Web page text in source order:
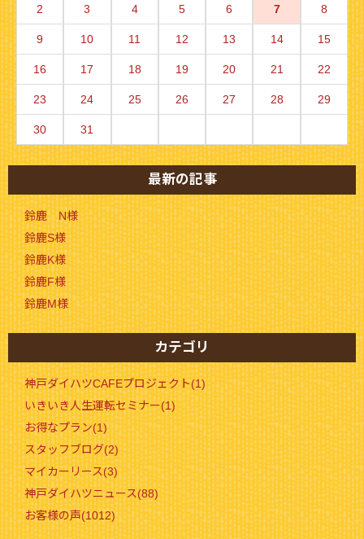
2 3 4 5 6 7 8
9 10 11 12 13 14 15
16 17 18 19 20 21 22
23 24 25 26 27 28 29
30 31
最新の記事
鈴鹿 N様
鈴鹿S様
鈴鹿K様
鈴鹿F様
鈴鹿M様
カテゴリ
神戸ダイハツCAFEプロジェクト(1)
いきいき人生運転セミナー(1)
お得なプラン(1)
スタッフブログ(2)
マイカーリース(3)
神戸ダイハツニュース(88)
お客様の声(1012)